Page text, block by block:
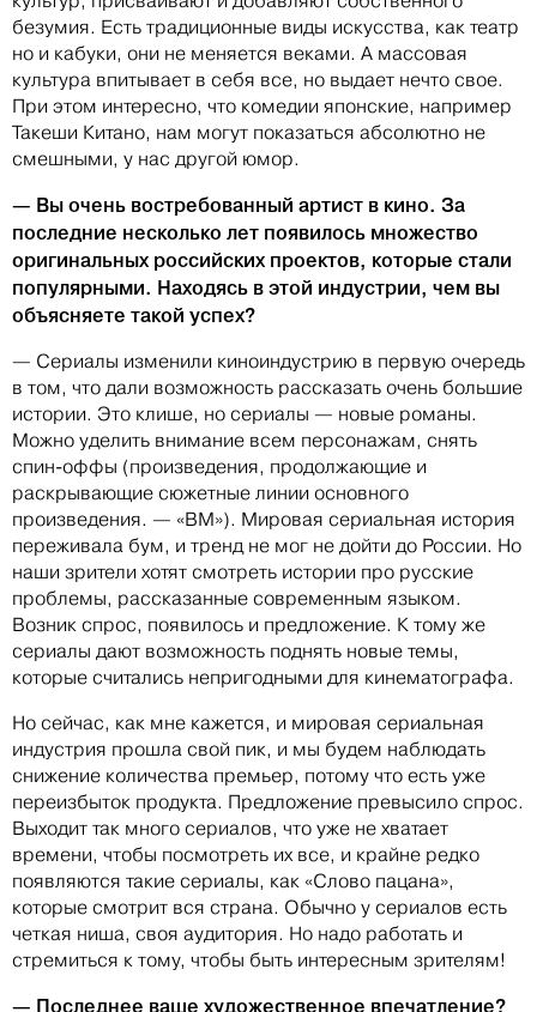
безумия. Есть традиционные виды искусства, как театр
но и кабуки, они не меняется веками. А массовая
культура впитывает в себя все, но выдает нечто свое.
При этом интересно, что комедии японские, например
Такеши Китано, нам могут показаться абсолютно не
смешными, у нас другой юмор.
— Вы очень востребованный артист в кино. За
последние несколько лет появилось множество
оригинальных российских проектов, которые стали
популярными. Находясь в этой индустрии, чем вы
объясняете такой успех?
— Сериалы изменили киноиндустрию в первую очередь
в том, что дали возможность рассказать очень большие
истории. Это клише, но сериалы — новые романы.
Можно уделить внимание всем персонажам, снять
спин-оффы (произведения, продолжающие и
раскрывающие сюжетные линии основного
произведения. — «ВМ»). Мировая сериальная история
переживала бум, и тренд не мог не дойти до России. Но
наши зрители хотят смотреть истории про русские
проблемы, рассказанные современным языком.
Возник спрос, появилось и предложение. К тому же
сериалы дают возможность поднять новые темы,
которые считались непригодными для кинематографа.
Но сейчас, как мне кажется, и мировая сериальная
индустрия прошла свой пик, и мы будем наблюдать
снижение количества премьер, потому что есть уже
переизбыток продукта. Предложение превысило спрос.
Выходит так много сериалов, что уже не хватает
времени, чтобы посмотреть их все, и крайне редко
появляются такие сериалы, как «Слово пацана»,
которые смотрит вся страна. Обычно у сериалов есть
четкая ниша, своя аудитория. Но надо работать и
стремиться к тому, чтобы быть интересным зрителям!
— Последнее ваше художественное впечатление?